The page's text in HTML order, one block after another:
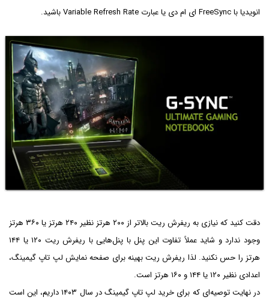
انویدیا با FreeSync ای ام دی یا عبارت Variable Refresh Rate باشید.
دقت کنید که نیازی به ریفرش ریت بالاتر از ۲۰۰ هرتز نظیر ۲۴۰ هرتز یا ۳۶۰ هرتز
وجود ندارد و شاید عملاً تفاوت این پنل با پنل‌هایی با ریفرش ریت ۱۲۰ یا ۱۴۴
هرتز را حس نکنید. لذا ریفرش ریت بهینه برای صفحه نمایش لپ تاپ گیمینگ،
اعدادی نظیر ۱۲۰ یا ۱۴۴ و ۱۶۰ هرتز است.
در نهایت توصیه‌ای که برای خرید لپ تاپ گیمینگ در سال ۱۴۰۳ داریم، این است